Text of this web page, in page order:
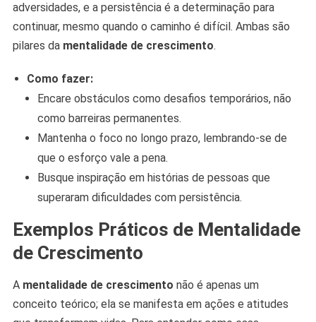
adversidades, e a persistência é a determinação para
continuar, mesmo quando o caminho é difícil. Ambas são
pilares da mentalidade de crescimento.
Como fazer:
Encare obstáculos como desafios temporários, não
como barreiras permanentes.
Mantenha o foco no longo prazo, lembrando-se de
que o esforço vale a pena.
Busque inspiração em histórias de pessoas que
superaram dificuldades com persistência.
Exemplos Práticos de Mentalidade
de Crescimento
A mentalidade de crescimento não é apenas um
conceito teórico; ela se manifesta em ações e atitudes